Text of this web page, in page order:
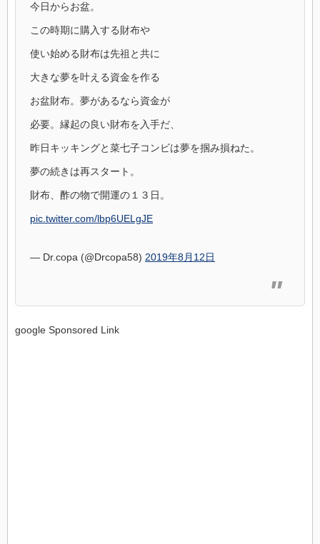
今日からお盆。
この時期に購入する財布や
使い始める財布は先祖と共に
大きな夢を叶える資金を作る
お盆財布。夢があるなら資金が
必要。縁起の良い財布を入手だ、
昨日キッキングと菜七子コンビは夢を掴み損ねた。
夢の続きは再スタート。
財布、酢の物で開運の１３日。
pic.twitter.com/lbp6UELgJE
— Dr.copa (@Drcopa58) 2019年8月12日
google Sponsored Link